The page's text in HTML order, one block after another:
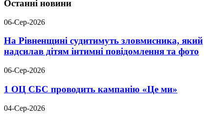
Останні новини
06-Сер-2026
На Рівненщині судитимуть зловмисника, який
надсилав дітям інтимні повідомлення та фото
06-Сер-2026
1 ОЦ СБС проводить кампанію «Це ми»
04-Сер-2026